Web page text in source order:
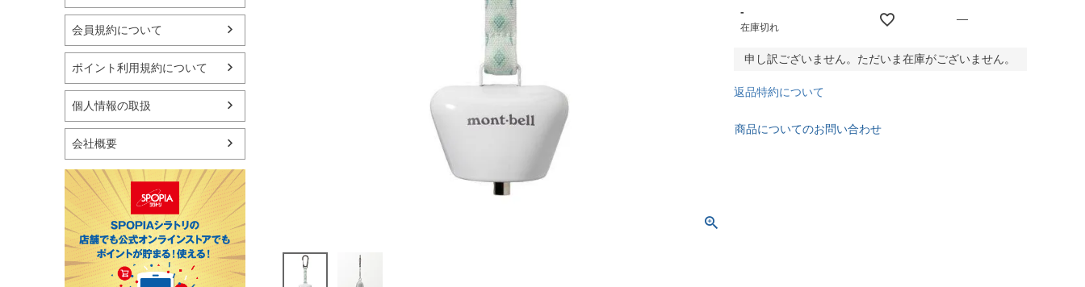
スイミング用品
マリン
スケートボード
野球・ソフトボール
ゴルフ
卓球用品
バッグ・サングラス
ハンドボール用品
ラグビー用品
グランドゴルフ
会員規約について
ポイント利用規約について
個人情報の取扱
会社概要
-
在庫切れ
—
申し訳ございません。ただいま在庫がございません。
返品特約について
商品についてのお問い合わせ